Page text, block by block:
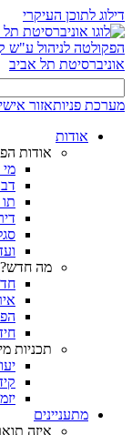
דילוג לתוכן העיקרי
הפקולטה לניהול ע"ש
אוניברסיטת תל אביב
מערכת פניותאזור
אודות
אודות
מי
מה חדש?
תכניות
מתעניינים
איזה